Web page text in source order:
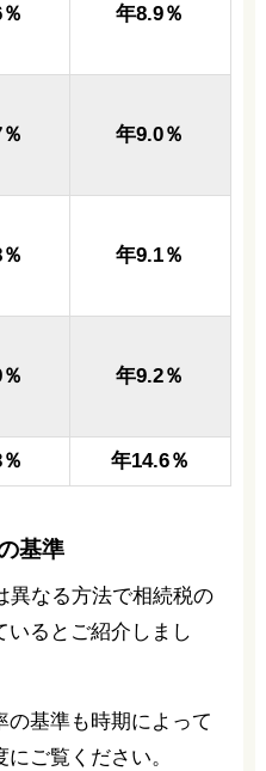
年8.9％
年9.0％
年9.1％
年9.2％
年14.6％
基準
異なる方法で相続税の
いるとご紹介しまし
の基準も時期によって
ご覧ください。